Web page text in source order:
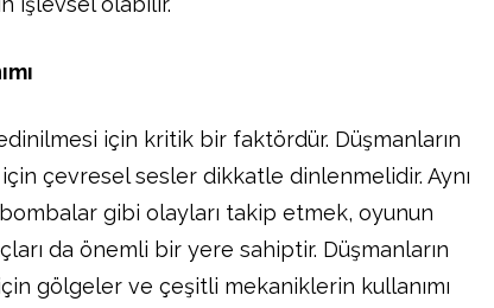
için kritik bir faktördür. Düşmanların
çevresel sesler dikkatle dinlenmelidir. Aynı
gibi olayları takip etmek, oyunun
da önemli bir yere sahiptir. Düşmanların
gölgeler ve çeşitli mekaniklerin kullanımı